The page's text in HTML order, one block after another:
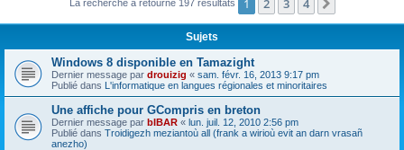
c
La recherche a retourné 197 résultats
Sujets
Windows 8 disponible en Tamazight
Dernier message par drouizig « sam. févr. 16, 2013 9:17 pm
Publié dans L'informatique en langues régionales et minoritaires
Une affiche pour GCompris en breton
Dernier message par bIBAR « lun. juil. 12, 2010 2:56 pm
Publié dans Troidigezh meziantoù all (frank a wirioù evit an darn vrasañ
anezho)